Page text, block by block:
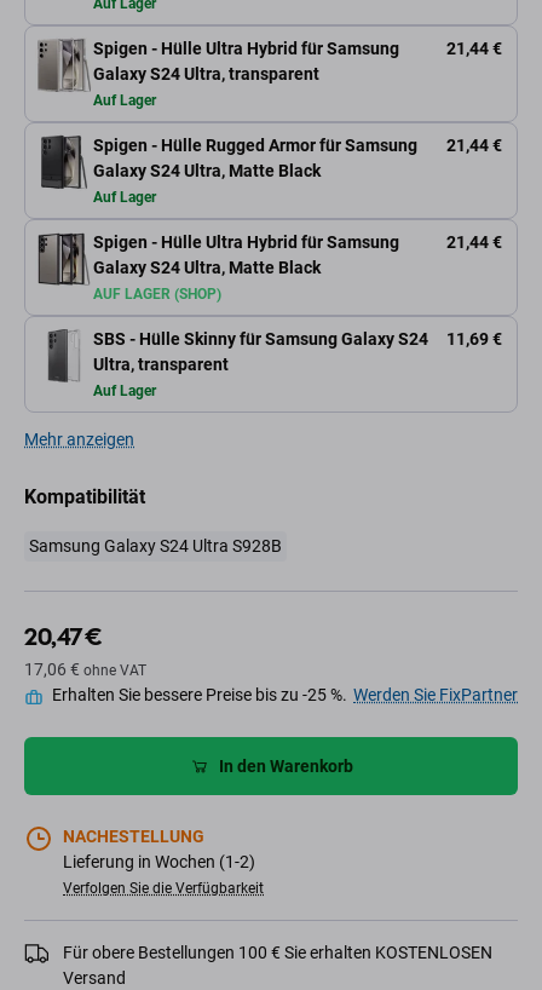
Auf Lager
Spigen - Hülle Ultra Hybrid für Samsung
Galaxy S24 Ultra, transparent
21,44 €
Auf Lager
Spigen - Hülle Rugged Armor für Samsung
Galaxy S24 Ultra, Matte Black
21,44 €
Auf Lager
Spigen - Hülle Ultra Hybrid für Samsung
Galaxy S24 Ultra, Matte Black
21,44 €
AUF LAGER (SHOP)
SBS - Hülle Skinny für Samsung Galaxy S24
Ultra, transparent
11,69 €
Auf Lager
Mehr anzeigen
Kompatibilität
Samsung Galaxy S24 Ultra S928B
20,47 €
17,06 € ohne VAT
Erhalten Sie bessere Preise bis zu -25 %. Werden Sie FixPartner
In den Warenkorb
NACHESTELLUNG
Lieferung in Wochen (1-2)
Verfolgen Sie die Verfügbarkeit
Für obere Bestellungen 100 € Sie erhalten KOSTENLOSEN
Versand